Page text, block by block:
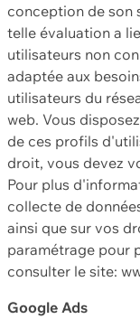
conception de son
telle évaluation a
utilisateurs non
adaptée aux
utilisateurs du
web. Vous
de ces profils
droit, vous devez
Pour plus
collecte de
ainsi que sur vos
paramétrage pour
consulter le site:
Google Ads